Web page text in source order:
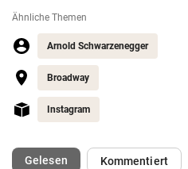
Ähnliche Themen
Arnold Schwarzenegger
Broadway
Instagram
Gelesen(ausgewählt)Kommentiert